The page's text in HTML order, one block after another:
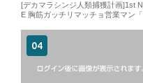
2＜Model No.
15:09:37
寸止め地獄に耐
上京少年が男に
[デカマラシンジ人類捕獲計画]1st
E 胸筋ガッチリマッチョ営業マン